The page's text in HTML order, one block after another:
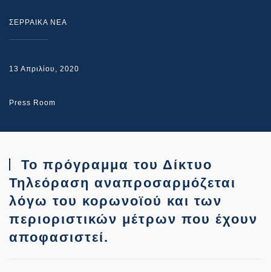
ΣΕΡΡΑΙΚΑ ΝΕΑ
13 Απριλίου, 2020
Press Room
Το πρόγραμμα του Δίκτυο
Τηλεόραση αναπροσαρμόζεται
λόγω του κορωνοϊού και των
περιοριστικών μέτρων που έχουν
αποφασιστεί.